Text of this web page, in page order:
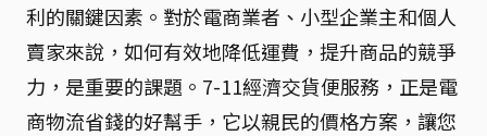
利的關鍵因素。對於電商業者、小型企業主和個人
賣家來說，如何有效地降低運費，提升商品的競爭
力，是重要的課題。7-11經濟交貨便服務，正是電
商物流省錢的好幫手，它以親民的價格方案，讓您